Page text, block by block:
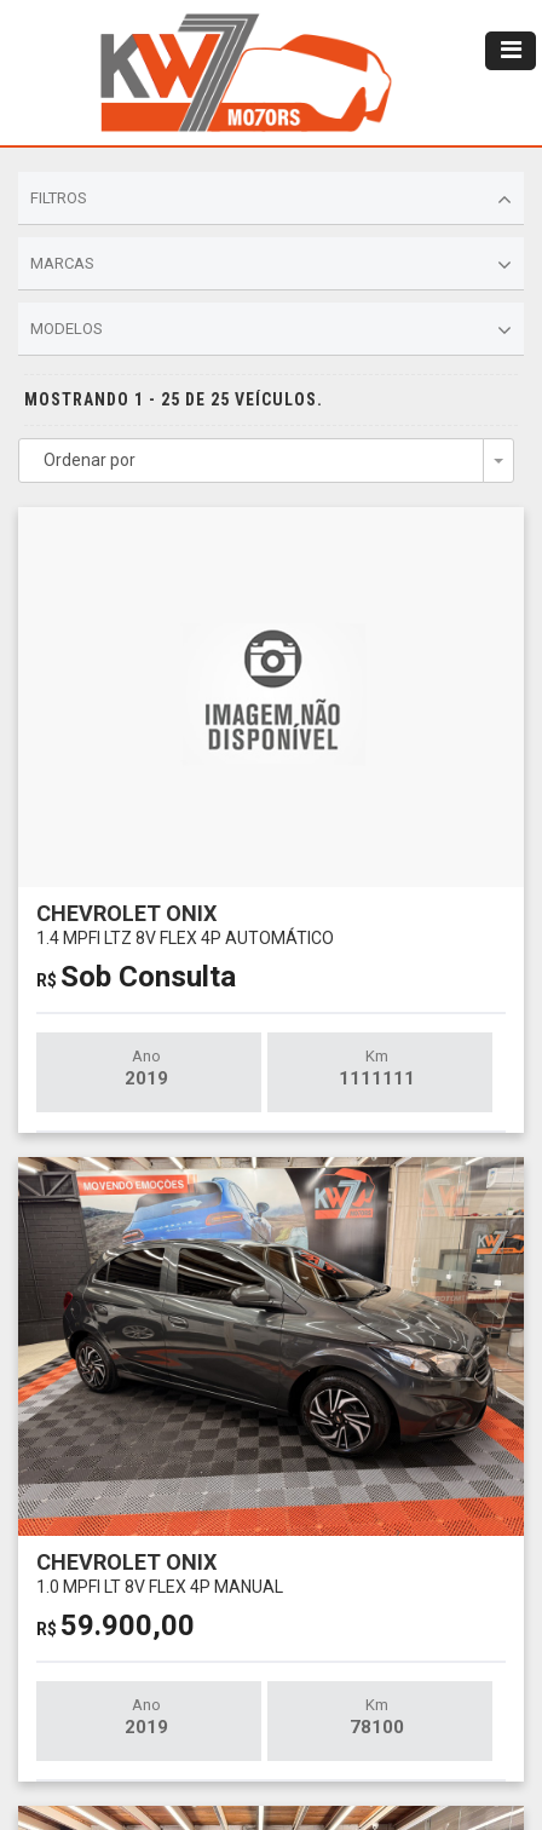
FILTROS
MARCAS
MODELOS
MOSTRANDO 1 - 25 DE 25 VEÍCULOS.
Ordenar por
CHEVROLET ONIX
1.4 MPFI LTZ 8V FLEX 4P AUTOMÁTICO
R$ Sob Consulta
Ano
2019
Km
1111111
CHEVROLET ONIX
1.0 MPFI LT 8V FLEX 4P MANUAL
R$ 59.900,00
Ano
2019
Km
78100